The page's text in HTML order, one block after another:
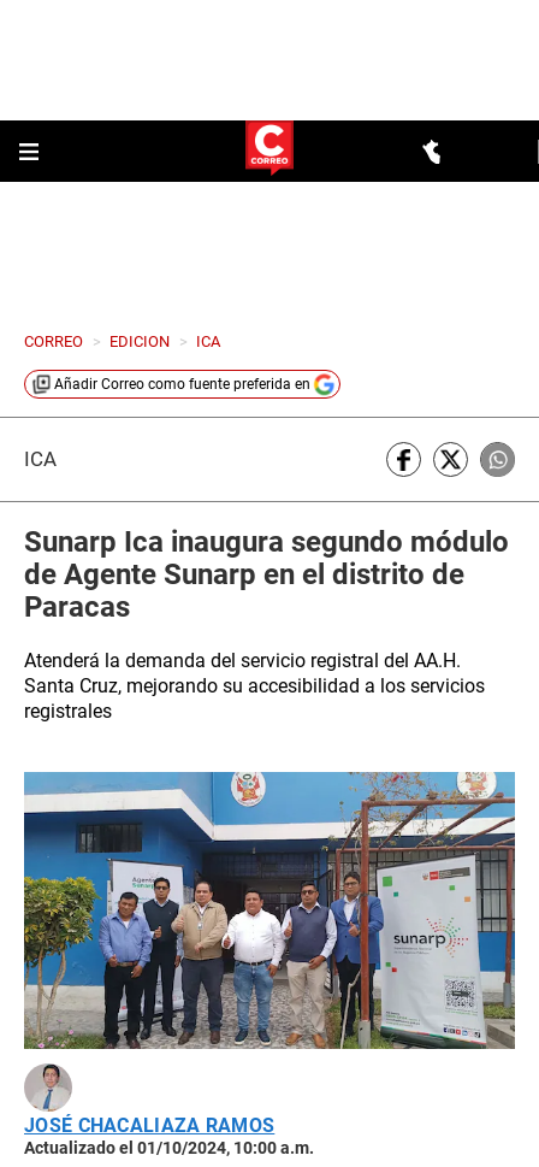
CORREO > EDICION > ICA
Añadir Correo como fuente preferida en
ICA
Sunarp Ica inaugura segundo módulo
de Agente Sunarp en el distrito de
Paracas
Atenderá la demanda del servicio registral del AA.H.
Santa Cruz, mejorando su accesibilidad a los servicios
registrales
JOSÉ CHACALIAZA RAMOS
Actualizado el 01/10/2024, 10:00 a.m.